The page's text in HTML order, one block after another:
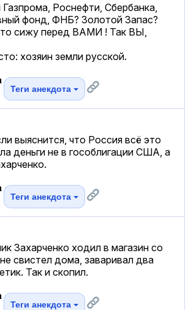
Газпрома, Роснефти, Сбербанка,
фонд, ФНБ? Золотой Запас?
сижу перед ВАМИ ! Так ВЫ,
хозяин земли русской.
Теги анекдота
выяснится, что Россия всё это
деньги не в гособлигации США, а
Теги анекдота
Захарченко ходил в магазин со
свистел дома, заваривал два
Так и скопил.
Теги анекдота